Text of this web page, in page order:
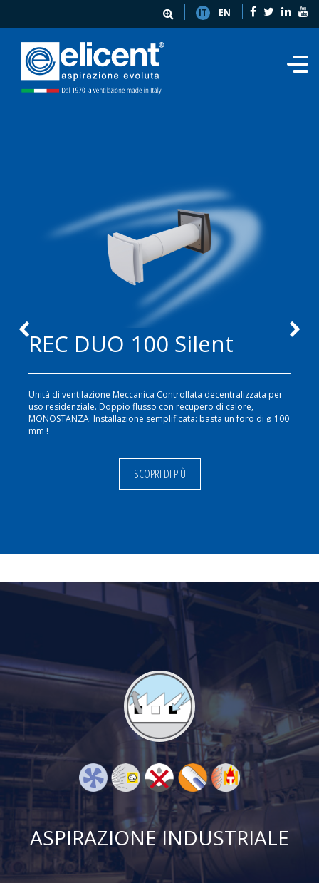
IT EN
REC DUO 100 Silent
Unità di ventilazione Meccanica Controllata decentralizzata per
uso residenziale. Doppio flusso con recupero di calore,
MONOSTANZA. Installazione semplificata: basta un foro di ø 100
mm !
SCOPRI DI PIÙ
ASPIRAZIONE INDUSTRIALE